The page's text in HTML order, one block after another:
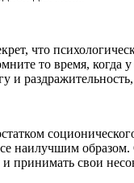
что
то время, когда
и
наилучшим
принимать свои